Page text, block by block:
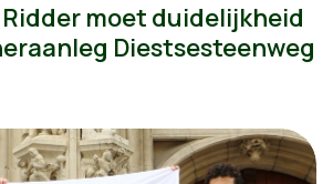
moet duidelijkheid
Diestsesteenweg